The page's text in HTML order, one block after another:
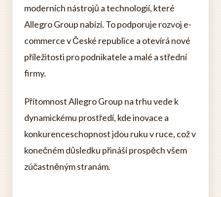
moderních nástrojů a technologií, které
Allegro Group nabízí. To podporuje rozvoj e-
commerce v České republice a otevírá nové
příležitosti pro podnikatele a malé a střední
firmy.
Přítomnost Allegro Group na trhu vede k
dynamickému prostředí, kde inovace a
konkurenceschopnost jdou ruku v ruce, což v
konečném důsledku přináší prospěch všem
zúčastněným stranám.